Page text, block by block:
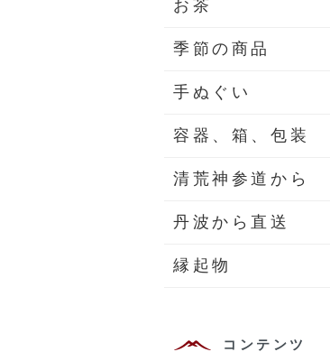
お茶
季節の商品
手ぬぐい
容器、箱、包装
清荒神参道から
丹波から直送
縁起物
コンテンツ